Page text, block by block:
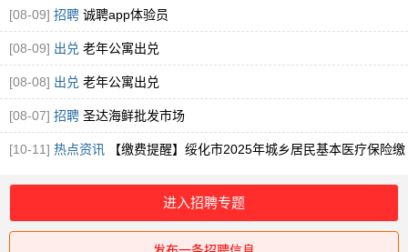
[08-09] 招聘 诚聘app体验员
[08-09] 出兑 老年公寓出兑
[08-08] 出兑 老年公寓出兑
[08-07] 招聘 圣达海鲜批发市场
[10-11] 热点资讯 【缴费提醒】绥化市2025年城乡居民基本医疗保险缴
费提醒！
进入招聘专题